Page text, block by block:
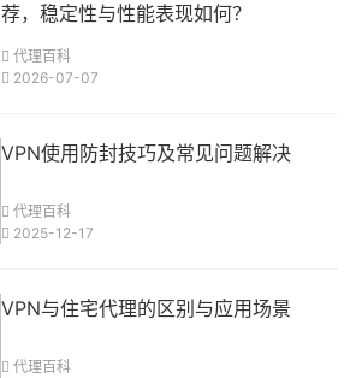
荐，稳定性与性能表现如何？
代理百科
2026-07-07
VPN使用防封技巧及常见问题解决
代理百科
2025-12-17
VPN与住宅代理的区别与应用场景
代理百科